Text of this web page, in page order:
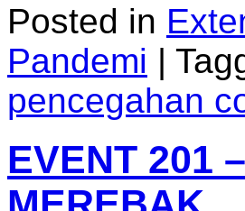
Posted in
Pandemi |
pencegahan
EVENT 201